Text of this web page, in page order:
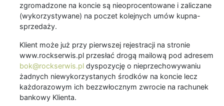
zgromadzone na koncie są nieoprocentowane i zaliczane
(wykorzystywane) na poczet kolejnych umów kupna-
sprzedaży.
Klient może już przy pierwszej rejestracji na stronie
www.rockserwis.pl przesłać drogą mailową pod adresem
bok@rockserwis.pl dyspozycję o nieprzechowywaniu
żadnych niewykorzystanych środków na koncie lecz
każdorazowym ich bezzwłocznym zwrocie na rachunek
bankowy Klienta.